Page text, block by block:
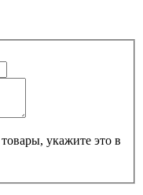
укажите это в